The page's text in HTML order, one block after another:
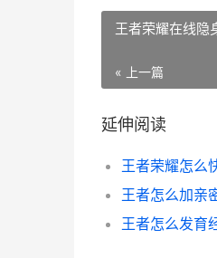
王者荣耀在线隐
« 上一篇
延伸阅读
王者怎么加亲
王者怎么发育